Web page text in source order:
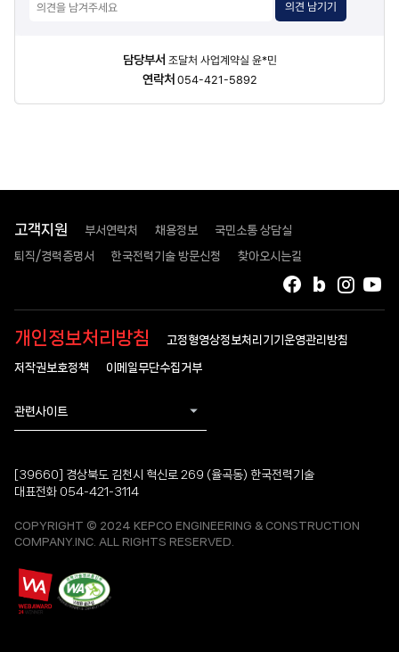
의견 남기기
담당부서 조달처 사업계약실 윤*민
연락처 054-421-5892
고객지원 부서연락처 채용정보 국민소통 상담실
퇴직/경력증명서 한국전력기술 방문신청 찾아오시는길
인스
블로그
페이스북
개인정보처리방침 고정형영상정보처리기기운영관리방침
저작권보호정책 이메일무단수집거부
관련사이트
[39660] 경상북도 김천시 혁신로 269 (율곡동) 한국전력기술
대표전화 054-421-3114
COPYRIGHT © 2024 KEPCO ENGINEERING & CONSTRUCTION
COMPANY.INC. ALL RIGHTS RESERVED.